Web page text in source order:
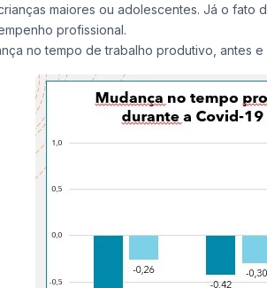
maiores ou adolescentes. Já o fato
profissional.
no tempo de trabalho produtivo, antes